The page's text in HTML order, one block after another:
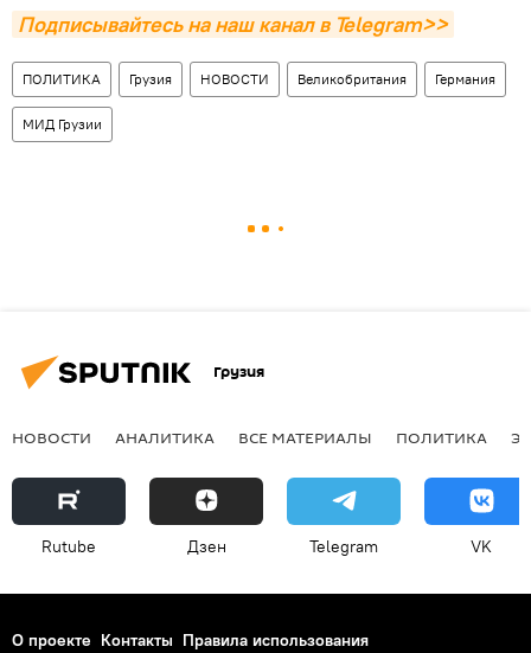
Подписывайтесь на наш канал в Telegram>>
ПОЛИТИКА Грузия НОВОСТИ Великобритания Германия
МИД Грузии
Грузия
НОВОСТИ АНАЛИТИКА ВСЕ МАТЕРИАЛЫ ПОЛИТИКА
Rutube Дзен Telegram VK
О проекте Контакты Правила использования